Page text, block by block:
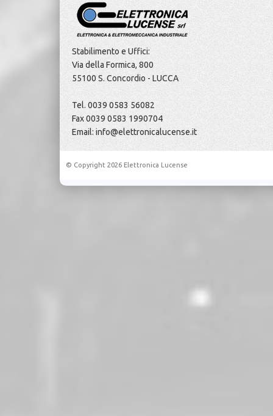
Stabilimento e Uffici:
Via della Formica, 800
55100 S. Concordio - LUCCA
Tel. 0039 0583 56082
Fax 0039 0583 1990704
Email: info@elettronicalucense.it
© Copyright 2026 Elettronica Lucense